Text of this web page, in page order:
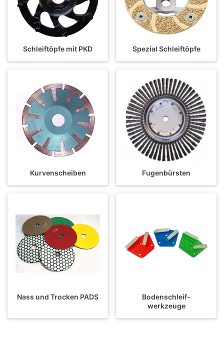
Schleiftöpfe mit PKD Spezial Schleiftöpfe
Kurvenscheiben Fugenbürsten
Nass und Trocken PADS
Bodenschleif-
werkzeuge